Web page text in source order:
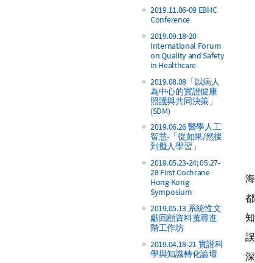
2019.11.06-09 EBHC
Conference
2019.09.18-20
International Forum
on Quality and Safety
in Healthcare
2019.08.08「以病人
為中心的實證健康
照護與共同決策」
(SDM)
2019.06.26 醫學人工
智慧-「從如果/然後
到擬人學習」
2019.05.23-24; 05.27-
28 First Cochrane
Hong Kong
Symposium
2019.05.13 系統性文
獻回顧資料蒐尋進
階工作坊
2019.04.18-21 實證科
學與知識轉化論壇